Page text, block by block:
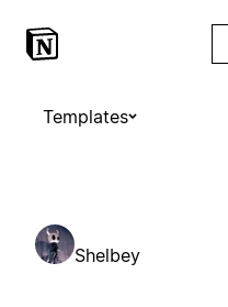
Templates
Shelbey